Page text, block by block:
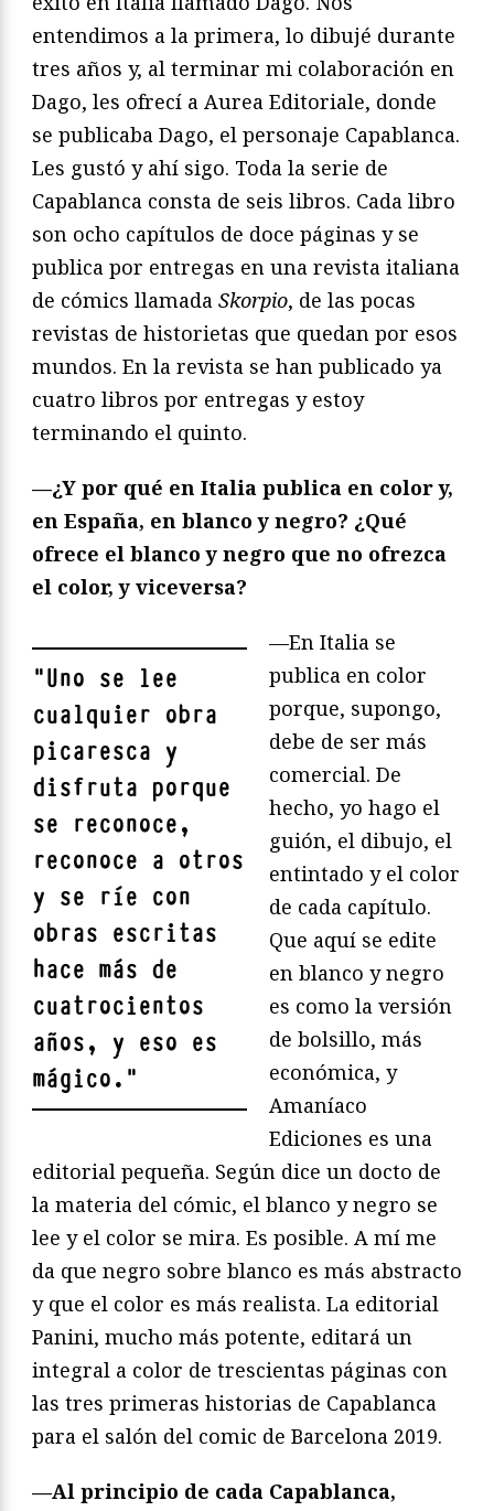
entendimos a la primera, lo dibujé durante
tres años y, al terminar mi colaboración en
Dago, les ofrecí a Aurea Editoriale, donde
se publicaba Dago, el personaje Capablanca.
Les gustó y ahí sigo. Toda la serie de
Capablanca consta de seis libros. Cada libro
son ocho capítulos de doce páginas y se
publica por entregas en una revista italiana
de cómics llamada Skorpio, de las pocas
revistas de historietas que quedan por esos
mundos. En la revista se han publicado ya
cuatro libros por entregas y estoy
terminando el quinto.
—¿Y por qué en Italia publica en color y,
en España, en blanco y negro? ¿Qué
ofrece el blanco y negro que no ofrezca
el color, y viceversa?
"Uno se lee
cualquier obra
picaresca y
disfruta porque
se reconoce,
reconoce a otros
y se ríe con
obras escritas
hace más de
cuatrocientos
años, y eso es
mágico. "
—En Italia se
publica en color
porque, supongo,
debe de ser más
comercial. De
hecho, yo hago el
guión, el dibujo, el
entintado y el color
de cada capítulo.
Que aquí se edite
en blanco y negro
es como la versión
de bolsillo, más
económica, y
Amaníaco
Ediciones es una
editorial pequeña. Según dice un docto de
la materia del cómic, el blanco y negro se
lee y el color se mira. Es posible. A mí me
da que negro sobre blanco es más abstracto
y que el color es más realista. La editorial
Panini, mucho más potente, editará un
integral a color de trescientas páginas con
las tres primeras historias de Capablanca
para el salón del comic de Barcelona 2019.
—Al principio de cada Capablanca,